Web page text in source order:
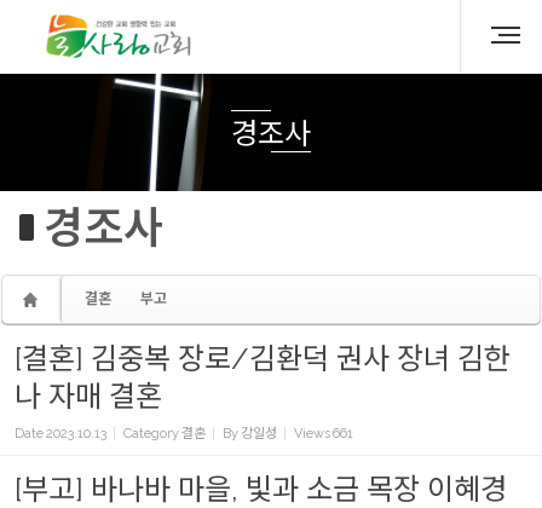
경조사
경조사
결혼 부고
[결혼] 김중복 장로/김환덕 권사 장녀 김한
나 자매 결혼
Date2023.10.13 Category결혼 By 강일성 Views661
[부고] 바나바 마을, 빛과 소금 목장 이혜경